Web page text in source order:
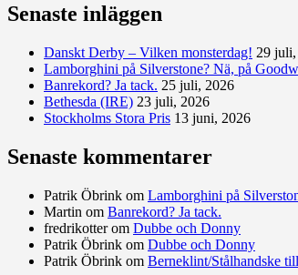
Senaste inläggen
Danskt Derby – Vilken monsterdag! 29
Lamborghini på Silverstone? Nä, på
Banrekord? Ja tack. 25 juli, 2026
Bethesda (IRE) 23 juli, 2026
Stockholms Stora Pris 13 juni, 2026
Senaste kommentarer
Patrik Öbrink om Lamborghini på
Martin om Banrekord? Ja tack.
fredrikotterom Dubbe och Donny
Patrik Öbrink om Dubbe och Donny
Patrik Öbrink om Berneklint/Stålhandske